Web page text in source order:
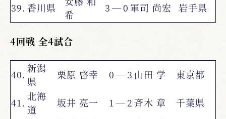
39. 香川県
希
3―0 軍司 尚宏 岩手県
4回戦 全4試合
40. 新潟
県
栗原 啓幸 0―3 山田 学 東京都
41. 北海
道
坂井 亮一 1 ―2 斉木 章 千葉県